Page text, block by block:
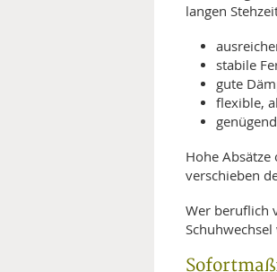
langen
stabile
gute
flexible,
Hohe
verschieben
Wer beruflich
Schuhwechsel